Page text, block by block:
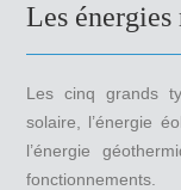
Les
Les cinq grands
solaire, l’énergie
l’énergie
fonctionnements.